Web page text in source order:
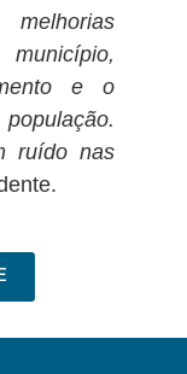
e o
ruído nas